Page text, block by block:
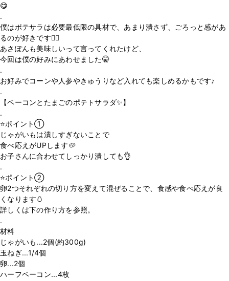
😋
.
僕はポテサラは必要最低限の具材で、あまり潰さず、ごろっと感があ
るのが好きです🙋‍♂️
あさぽんも美味しいって言ってくれたけど、
今回は僕の好みにあわせました🤫
.
お好みでコーンや人参やきゅうりなど入れても楽しめるかもです♪
.
【ベーコンとたまごのポテトサラダ✨】
.
⭐️ポイント①
じゃがいもは潰しすぎないことで
食べ応えがUPします🥔
お子さんに合わせてしっかり潰しても👌
.
⭐️ポイント②
卵2つそれぞれの切り方を変えて混ぜることで、食感や食べ応えが良
くなります🥚
詳しくは下の作り方を参照。
.
材料
じゃがいも...2個(約300g)
玉ねぎ...1/4個
卵...2個
ハーフベーコン...4枚